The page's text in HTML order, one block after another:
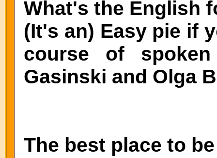
What's the English
(It's an) Easy pie if
course of
Gasinski and Olga
The best place to